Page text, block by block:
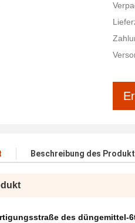
Beschreibung des
des düngemittel-